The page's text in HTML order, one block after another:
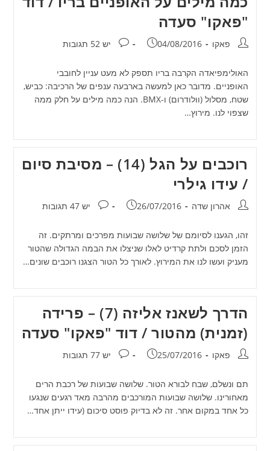
"פאקו" סעדה
מחבר:פאקו פורסם:
04/08/2016 תגובות:
יש 52 תגובות
האולימפיאדה הקרבה בריו תספק לא מעט עניין לחובבי
האופניים. מדובר כאן למעשה בארבעה ענפים של הרכיבה: כביש,
שטח, מסלול (וולודרום) ו-BMX. הנה כמה מילים על חלק ממה
שצפוי לנו. מירוץ…
רוכבים על הגל (14) – מסיבת סיום
/ עידו גילרי
מחבר:אהרון שדה פורסם:
26/07/2016 תגובות:
יש 47 תגובות
זהו, הגענו לסיומם של שלושה שבועות מפרכים ומרתקים. זה
הזמן לסכם ולתת קרדיט לאלו שניצלו את הבמה הגדולה שהטור
מעניק ועשו לנו את המירוץ. לאורך כל הטור הצגנו רוכבים שונים…
הדרך לשאנז אליזה (7) – פרידה
(זמנית) מהטור / דוד "פאקו" סעדה
מחבר:פאקו פורסם:
25/07/2016 תגובות:
יש 77 תגובות
תם ונשלם, שבח לבורא הטור. שלושה שבועות של רכבת הרים
מאחורינו. שלושה שבועות המורכבים מהרבה מאד רגעים שנגעו
כל אחד במקום אחר. זה לא בדיוק פוסט סיכום (עידו ייתן אחד…